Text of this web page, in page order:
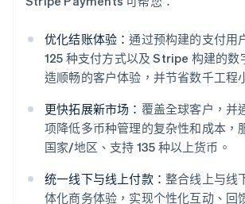
优化结账体验：通过预构建的支付用
125 种支付方式以及 Stripe 构建的数
造顺畅的客户体验，并节省数千工程
更快拓展新市场： 覆盖全球客户，并
项降低多币种管理的复杂性和成本，
国家/地区、支持 135 种以上货币。
统一线下与线上付款： 整合线上与线
体化商务体验，实现个性化互动、回